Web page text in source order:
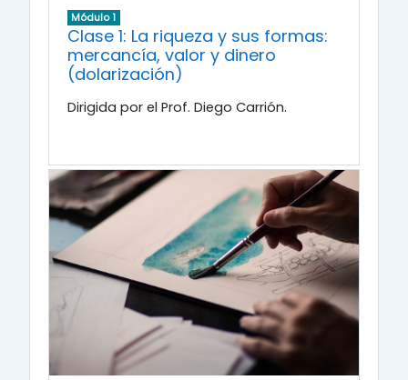
Módulo 1
Clase 1: La riqueza y sus formas:
mercancía, valor y dinero
(dolarización)
Dirigida por el Prof. Diego Carrión.